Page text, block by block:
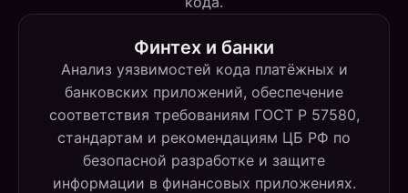
Финтех и банки
Анализ уязвимостей кода платёжных и
банковских приложений, обеспечение
соответствия требованиям ГОСТ Р 57580,
стандартам и рекомендациям ЦБ РФ по
безопасной разработке и защите
информации в финансовых приложениях.